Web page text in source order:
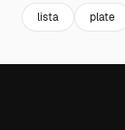
lista plate